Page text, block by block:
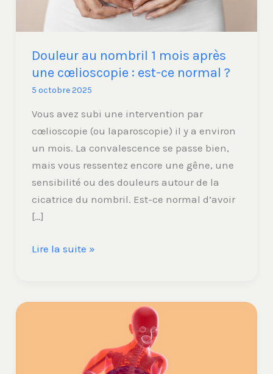
Douleur au nombril 1 mois après
une cœlioscopie : est-ce normal ?
5 octobre 2025
Vous avez subi une intervention par
cœlioscopie (ou laparoscopie) il y a environ
un mois. La convalescence se passe bien,
mais vous ressentez encore une gêne, une
sensibilité ou des douleurs autour de la
cicatrice du nombril. Est-ce normal d’avoir
[…]
est-
normal
?
Lire la suite »